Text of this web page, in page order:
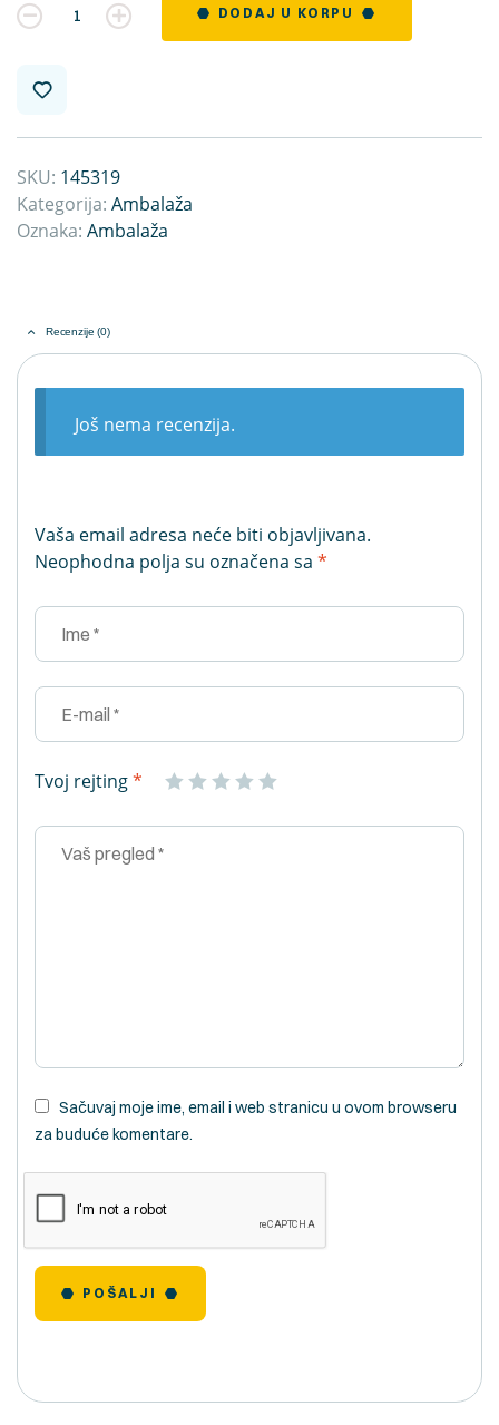
Kvantitet DODAJ U KORPU
SKU: 145319
Kategorija: Ambalaža
Oznaka: Ambalaža
Recenzije (0)
Još nema recenzija.
Vaša email adresa neće biti objavljivana.
Neophodna polja su označena sa *
Tvoj rejting*
Sačuvaj moje ime, email i web stranicu u ovom browseru
za buduće komentare.
POŠALJI